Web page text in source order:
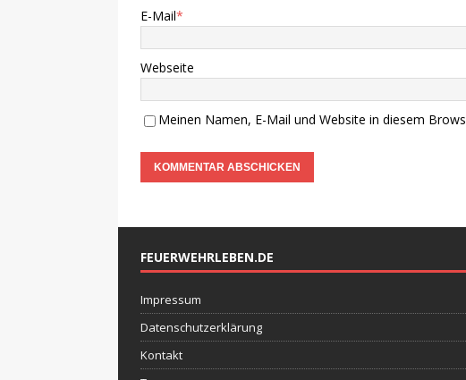
E-Mail*
Webseite
Meinen Namen, E-Mail und Website in diesem
FEUERWEHRLEBEN.DE
Impressum
Datenschutzerklärung
Kontakt